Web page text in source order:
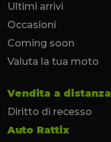
Ultimi arrivi
Occasioni
Coming soon
Valuta la tua moto
Vendita a distanza
Diritto di recesso
Auto Rattix